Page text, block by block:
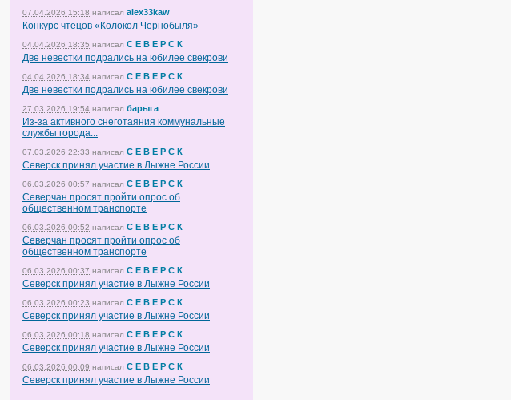
07.04.2026 15:18 написал alex33kaw
Конкурс чтецов «Колокол Чернобыля»
04.04.2026 18:35 написал С Е В Е Р С К
Две невестки подрались на юбилее свекрови
04.04.2026 18:34 написал С Е В Е Р С К
Две невестки подрались на юбилее свекрови
27.03.2026 19:54 написал барыга
Из-за активного снеготаяния коммунальные
службы города...
07.03.2026 22:33 написал С Е В Е Р С К
Северск принял участие в Лыжне России
06.03.2026 00:57 написал С Е В Е Р С К
Северчан просят пройти опрос об
общественном транспорте
06.03.2026 00:52 написал С Е В Е Р С К
Северчан просят пройти опрос об
общественном транспорте
06.03.2026 00:37 написал С Е В Е Р С К
Северск принял участие в Лыжне России
06.03.2026 00:23 написал С Е В Е Р С К
Северск принял участие в Лыжне России
06.03.2026 00:18 написал С Е В Е Р С К
Северск принял участие в Лыжне России
06.03.2026 00:09 написал С Е В Е Р С К
Северск принял участие в Лыжне России